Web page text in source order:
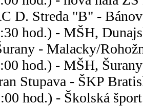
D. Streda "B" -
hod.) - MŠH,
Šurany -
hod.) - MŠH, Šurany
Stupava -
hod.) - Školská